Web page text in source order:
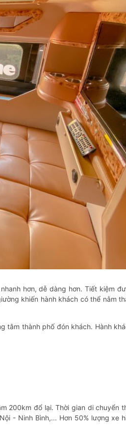
hơn, dễ dàng hơn. Tiết kiệm
khiến hành khách có thể nằm
tâm thành phố đón khách. Hành
200km đổ lại. Thời gian di chuyển
- Ninh Bình,... Hơn 50% lượng xe